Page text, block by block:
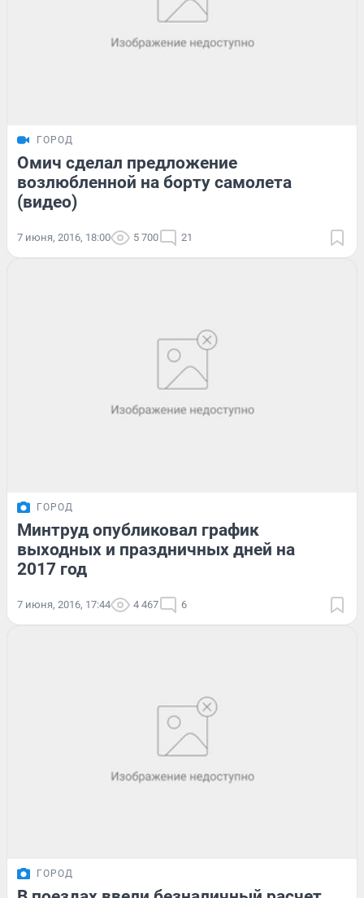
ГОРОД
Омич сделал предложение
возлюбленной на борту самолета
(видео)
7 июня, 2016, 18:00 5 700 21
ГОРОД
Минтруд опубликовал график
выходных и праздничных дней на
2017 год
7 июня, 2016, 17:44 4 467 6
ГОРОД